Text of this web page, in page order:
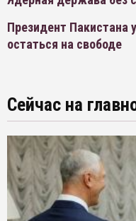
Президент Пакистана
остаться на свободе
Сейчас на